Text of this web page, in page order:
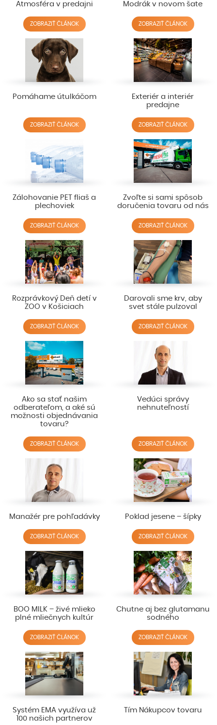
Atmosféra v predajni
ZOBRAZIŤ ČLÁNOK
Modrák v novom šate
ZOBRAZIŤ ČLÁNOK
Pomáhame útulkáčom
ZOBRAZIŤ ČLÁNOK
Exteriér a interiér
predajne
ZOBRAZIŤ ČLÁNOK
Zálohovanie PET fliaš a
plechoviek
ZOBRAZIŤ ČLÁNOK
Zvoľte si sami spôsob
doručenia tovaru od nás
ZOBRAZIŤ ČLÁNOK
Rozprávkový Deň detí v
ZOO v Košiciach
ZOBRAZIŤ ČLÁNOK
Darovali sme krv, aby
svet stále pulzoval
ZOBRAZIŤ ČLÁNOK
Ako sa stať našim
odberateľom, a aké sú
možnosti objednávania
tovaru?
ZOBRAZIŤ ČLÁNOK
Vedúci správy
nehnuteľností
ZOBRAZIŤ ČLÁNOK
Manažér pre pohľadávky
ZOBRAZIŤ ČLÁNOK
Poklad jesene – šípky
ZOBRAZIŤ ČLÁNOK
BOO MILK – živé mlieko
plné mliečnych kultúr
ZOBRAZIŤ ČLÁNOK
Chutne aj bez glutamanu
sodného
ZOBRAZIŤ ČLÁNOK
Systém EMA využíva už
100 našich partnerov
Tím Nákupcov tovaru